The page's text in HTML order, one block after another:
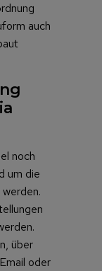
auch
noch
um die
über
oder